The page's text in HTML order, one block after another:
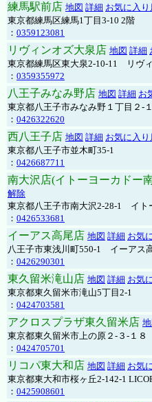
練馬駅前店 地図 詳細 お気に入
東京都練馬区練馬1丁目3-10 2階
： 0359123081
リヴィンオズ大泉店 地図 詳細
東京都練馬区東大泉2-10-11 リヴ
： 0359355972
八王子みなみ野店 地図 詳細 お
東京都八王子市みなみ野１丁目２-１
： 0426322620
西八王子店 地図 詳細 お気に入
東京都八王子市並木町35-1
： 0426687711
南大沢店(イトーヨーカドー
解除
東京都八王子市南大沢2-28-1 イト
： 0426533681
イーアス高尾店 地図 詳細 お気
八王子市東浅川町550-1 イーアス
： 0426290301
東久留米滝山店 地図 詳細 お気
東京都東久留米市滝山5丁目2-1
： 0424703581
アクロスプラザ東久留米店
東京都東久留米市上の原２-３-１８
： 0424705701
リコパ東大和店 地図 詳細 お気
東京都東大和市桜ヶ丘2-142-1
： 0425908601